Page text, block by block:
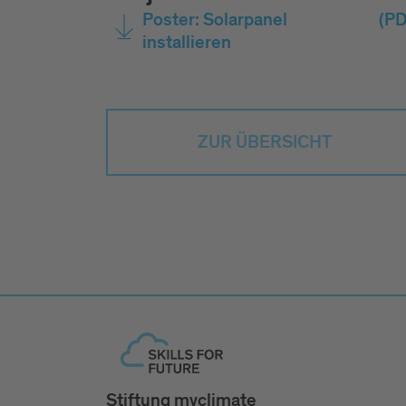
Poster: Solarpanel
installieren
ZUR ÜBERSICHT
Stiftung myclimate